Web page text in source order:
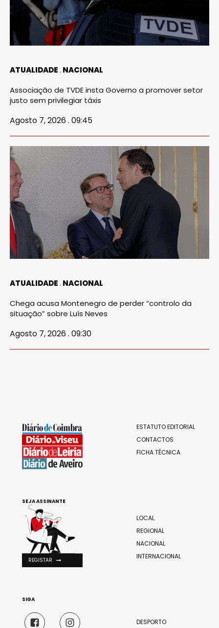
ATUALIDADE NACIONAL
Associação de TVDE insta Governo a promover setor
justo sem privilegiar táxis
Agosto 7, 2026 . 09:45
ATUALIDADE NACIONAL
Chega acusa Montenegro de perder “controlo da
situação” sobre Luís Neves
Agosto 7, 2026 . 09:30
ESTATUTO EDITORIAL
CONTACTOS
FICHA TÉCNICA
LOCAL
REGIONAL
NACIONAL
INTERNACIONAL
DESPORTO
SEJA ASSINANTE
REGISTAR
SIGA